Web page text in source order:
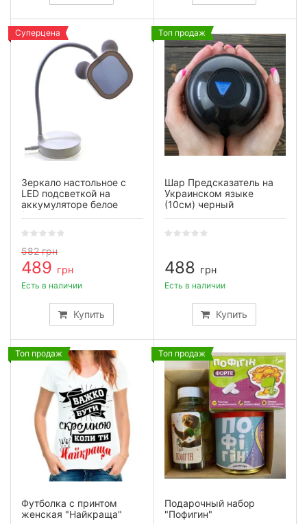
Суперцена
Зеркало настольное с
LED подсветкой на
аккумуляторе белое
(28×10×10 см)
582грн
489 грн
Купить
Есть в наличии
Топ продаж
Шар Предсказатель на
Украинском языке
(10см) черный
488 грн
Купить
Есть в наличии
Топ продаж
Футболка с принтом
женская "Найкраща"
Топ продаж
Подарочный набор
"Пофигин"